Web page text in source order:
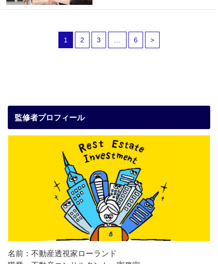
1 2 3 … 6 >
監修者プロフィール
名前：不動産透視家ローランド